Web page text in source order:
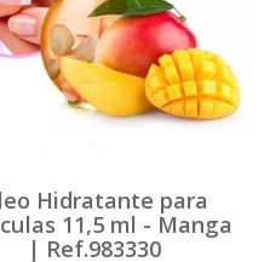
Hidratante para
11,5 ml - Manga
| Ref.983330